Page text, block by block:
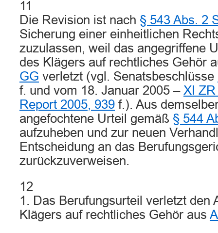
11
Die Revision ist nach § 543 Abs. 2
Sicherung einer einheitlichen
zuzulassen, weil das angegriffene
des Klägers auf rechtliches Gehör
GG verletzt (vgl. Senatsbeschlüsse
f. und vom 18. Januar 2005 – XI
Report 2005, 939 f.). Aus
angefochtene Urteil gemäß § 544
aufzuheben und zur neuen
Entscheidung an das
zurückzuverweisen.
12
1. Das Berufungsurteil verletzt den
Klägers auf rechtliches Gehör aus